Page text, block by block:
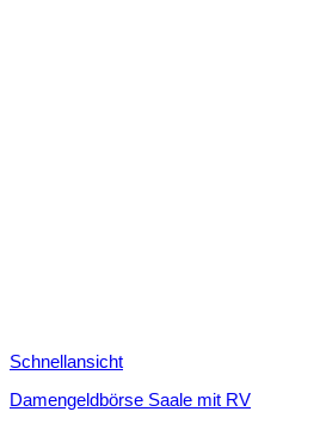
Schnellansicht
Damengeldbörse Saale mit RV